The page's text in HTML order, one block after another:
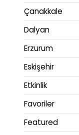
Çanakkale
Dalyan
Erzurum
Eskişehir
Etkinlik
Favoriler
Featured